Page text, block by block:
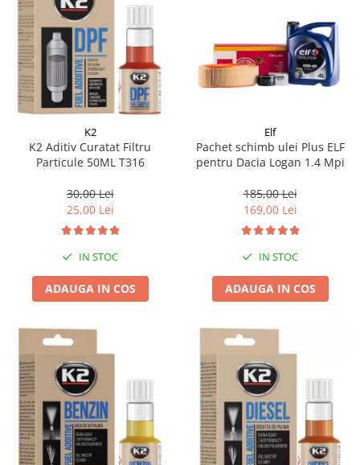
K2
K2 Aditiv Curatat Filtru
Particule 50ML T316
30,00 Lei
25,00 Lei
IN STOC
ADAUGA IN COS
Elf
Pachet schimb ulei Plus ELF
pentru Dacia Logan 1.4 Mpi
185,00 Lei
169,00 Lei
IN STOC
ADAUGA IN COS